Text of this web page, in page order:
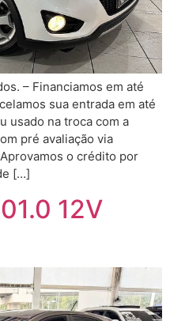
– Financiamos em até
sua entrada em até
usado na troca com a
pré avaliação via
o crédito por
[…]
12V